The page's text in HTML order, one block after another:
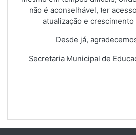
não é aconselhável, ter
atualização e
Desde já,
Secretaria Municipal de